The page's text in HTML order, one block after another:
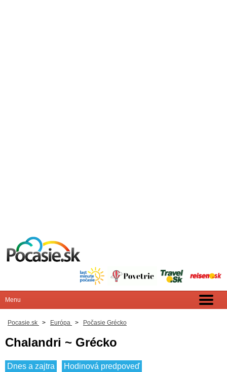
Pocasie.sk > Európa > Počasie Grécko
Chalandri ~ Grécko
Dnes a zajtra
Hodinová predpoveď